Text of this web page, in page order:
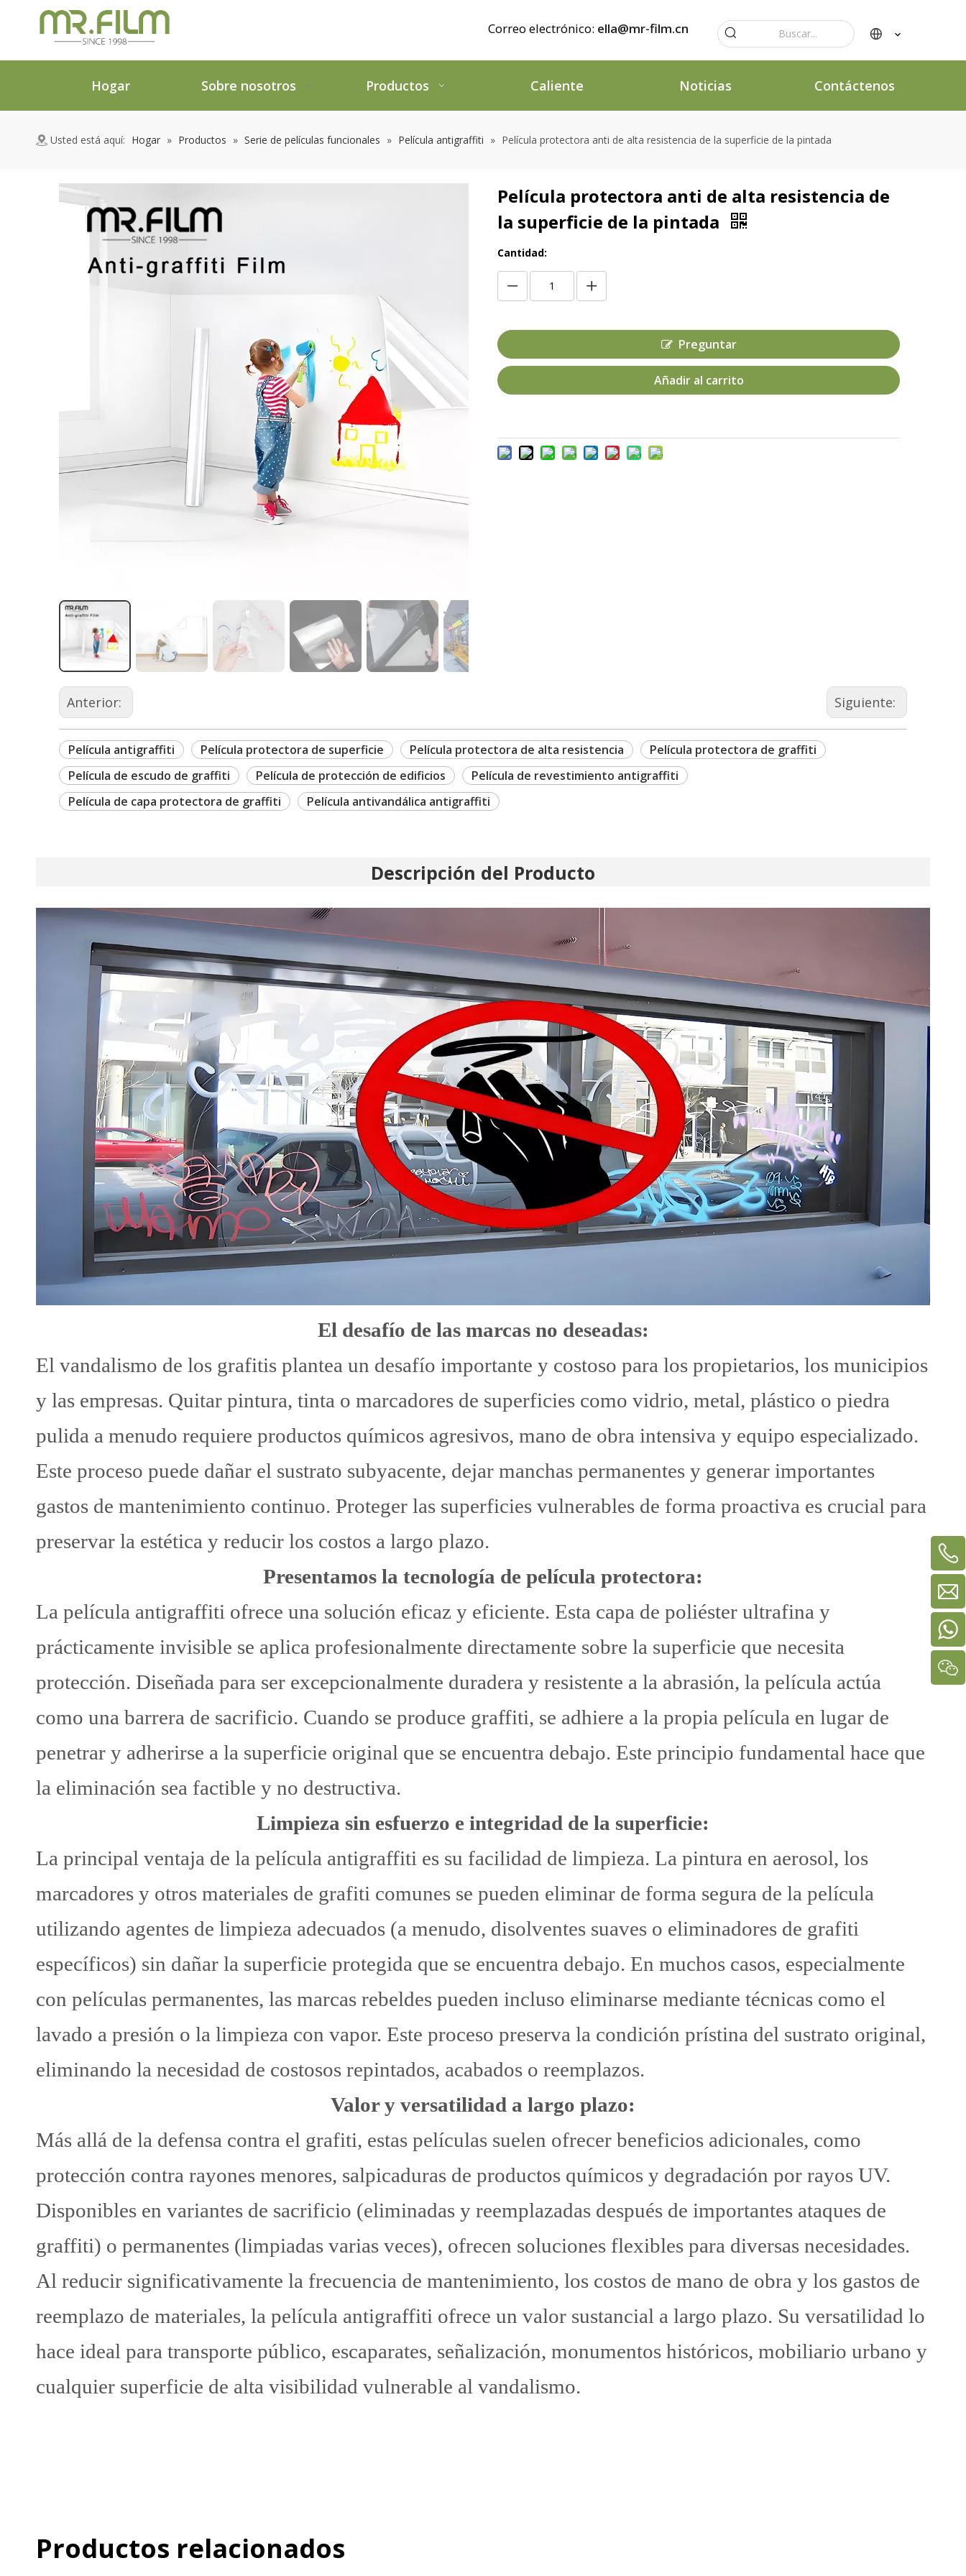
Correo electrónico: ella@mr-film.cn
Hogar Sobre nosotros Productos Caliente Noticias Contáctenos
Usted está aquí: Hogar » Productos » Serie de películas funcionales » Película antigraffiti » Película protectora anti de alta resistencia de la superficie de la pintada
Película protectora anti de alta resistencia de
la superficie de la pintada
Cantidad:
Preguntar
Añadir al carrito
Anterior: Siguiente:
Película antigraffiti Película protectora de superficie Película protectora de alta resistencia
Película protectora de graffiti
Película de escudo de graffiti
Película de protección de edificios
Película de revestimiento antigraffiti
Película de capa protectora de graffiti
Película antivandálica antigraffiti
Descripción del Producto
El desafío de las marcas no deseadas:
El vandalismo de los grafitis plantea un desafío importante y costoso para los propietarios, los municipios
y las empresas. Quitar pintura, tinta o marcadores de superficies como vidrio, metal, plástico o piedra
pulida a menudo requiere productos químicos agresivos, mano de obra intensiva y equipo especializado.
Este proceso puede dañar el sustrato subyacente, dejar manchas permanentes y generar importantes
gastos de mantenimiento continuo. Proteger las superficies vulnerables de forma proactiva es crucial para
preservar la estética y reducir los costos a largo plazo.
Presentamos la tecnología de película protectora:
La película antigraffiti ofrece una solución eficaz y eficiente. Esta capa de poliéster ultrafina y
prácticamente invisible se aplica profesionalmente directamente sobre la superficie que necesita
protección. Diseñada para ser excepcionalmente duradera y resistente a la abrasión, la película actúa
como una barrera de sacrificio. Cuando se produce graffiti, se adhiere a la propia película en lugar de
penetrar y adherirse a la superficie original que se encuentra debajo. Este principio fundamental hace que
la eliminación sea factible y no destructiva.
Limpieza sin esfuerzo e integridad de la superficie:
La principal ventaja de la película antigraffiti es su facilidad de limpieza. La pintura en aerosol, los
marcadores y otros materiales de grafiti comunes se pueden eliminar de forma segura de la película
utilizando agentes de limpieza adecuados (a menudo, disolventes suaves o eliminadores de grafiti
específicos) sin dañar la superficie protegida que se encuentra debajo. En muchos casos, especialmente
con películas permanentes, las marcas rebeldes pueden incluso eliminarse mediante técnicas como el
lavado a presión o la limpieza con vapor. Este proceso preserva la condición prístina del sustrato original,
eliminando la necesidad de costosos repintados, acabados o reemplazos.
Valor y versatilidad a largo plazo:
Más allá de la defensa contra el grafiti, estas películas suelen ofrecer beneficios adicionales, como
protección contra rayones menores, salpicaduras de productos químicos y degradación por rayos UV.
Disponibles en variantes de sacrificio (eliminadas y reemplazadas después de importantes ataques de
graffiti) o permanentes (limpiadas varias veces), ofrecen soluciones flexibles para diversas necesidades.
Al reducir significativamente la frecuencia de mantenimiento, los costos de mano de obra y los gastos de
reemplazo de materiales, la película antigraffiti ofrece un valor sustancial a largo plazo. Su versatilidad lo
hace ideal para transporte público, escaparates, señalización, monumentos históricos, mobiliario urbano y
cualquier superficie de alta visibilidad vulnerable al vandalismo.
Productos relacionados